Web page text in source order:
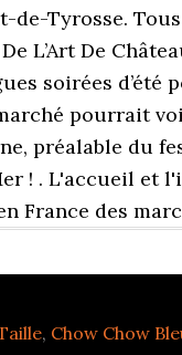
Tyrosse.
De L’Art De
soirées
pourrait
préalable du
! . L'accueil et
France des
, Chow Chow